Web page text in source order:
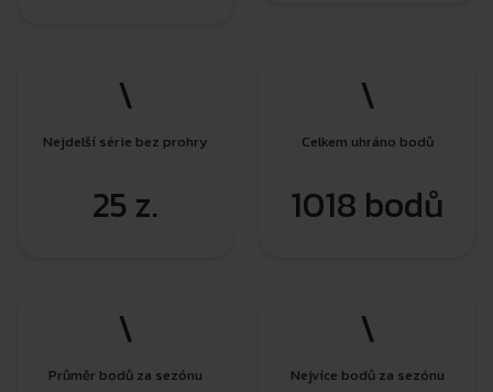
\
Nejdelší série bez prohry
25 z.
\
Celkem uhráno bodů
1018 bodů
\
Průměr bodů za sezónu
\
Nejvíce bodů za sezónu